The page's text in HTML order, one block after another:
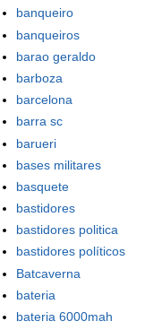
banqueiro
banqueiros
barao geraldo
barboza
barcelona
barra sc
barueri
bases militares
basquete
bastidores
bastidores politica
bastidores políticos
Batcaverna
bateria
bateria 6000mah